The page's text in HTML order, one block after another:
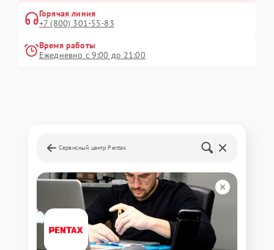
Горячая линия
+7 (800) 301-55-83
Время работы
Ежедневно с 9:00 до 21:00
Сервисный центр Pentax